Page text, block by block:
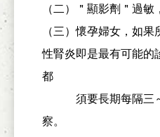
（二）＂顯影劑＂過敏
（三）懷孕婦女，如
性腎炎即是最有可能的
都
須要長期每隔三～
察